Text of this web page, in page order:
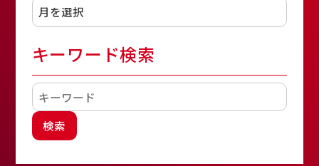
キーワード検索
検索